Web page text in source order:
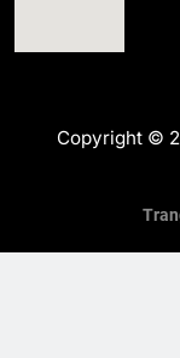
Copyright ©